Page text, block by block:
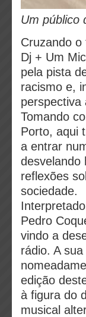
Um público
Cruzando
Dj + Um
pela pista
racismo e,
perspectiva
Tomando
Porto, aqui
a entrar
desvelando
reflexões
sociedade.
Pedro
vindo a
rádio. A
edição
à figura do
musical